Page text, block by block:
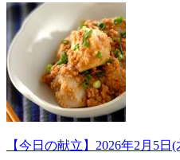
【今日の献立】2026年2月5日